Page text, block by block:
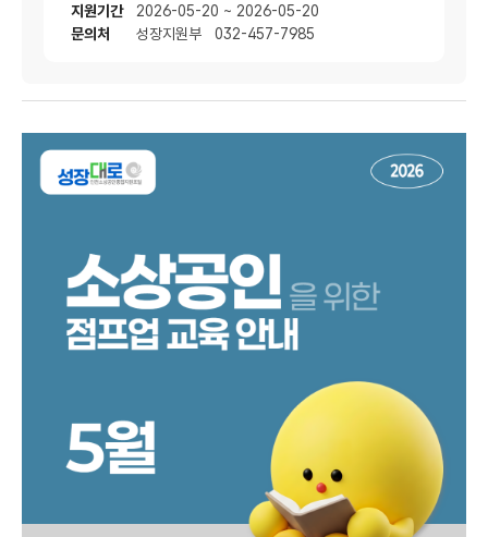
지원기간
2026-05-20 ~ 2026-05-20
문의처
성장지원부 032-457-7985